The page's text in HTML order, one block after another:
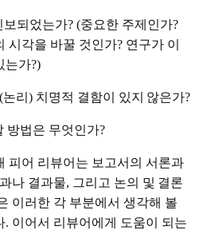
되었는가? (중요한 주제인가?
시각을 바꿀 것인가? 연구가 이
는가?)
리) 치명적 결함이 있지 않은가?
방법은 무엇인가?
피어 리뷰어는 보고서의 서론과
나 결과물, 그리고 논의 및 결론
이러한 각 부분에서 생각해 볼
. 이어서 리뷰어에게 도움이 되는